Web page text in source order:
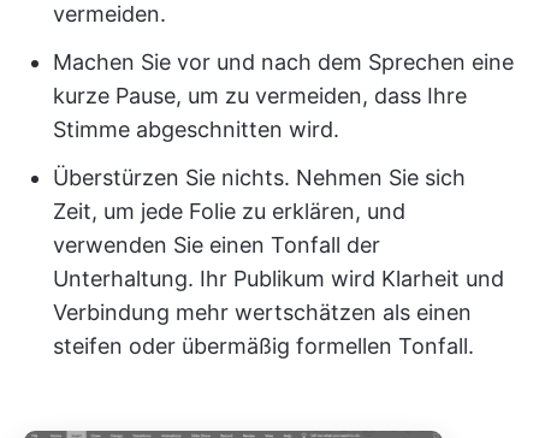
vermeiden.
Machen Sie vor und nach dem Sprechen eine
kurze Pause, um zu vermeiden, dass Ihre
Stimme abgeschnitten wird.
Überstürzen Sie nichts. Nehmen Sie sich
Zeit, um jede Folie zu erklären, und
verwenden Sie einen Tonfall der
Unterhaltung. Ihr Publikum wird Klarheit und
Verbindung mehr wertschätzen als einen
steifen oder übermäßig formellen Tonfall.